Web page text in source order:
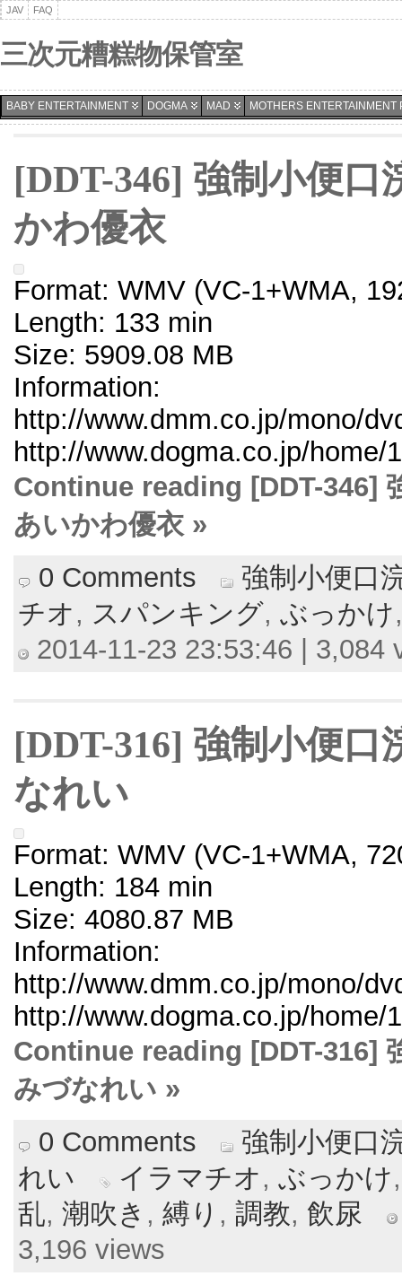
JAV FAQ
三次元糟糕物保管室
BABY ENTERTAINMENT DOGMA MAD MOTHERS ENTERTAINMENT
[DDT-346] 強制小便
かわ優衣
Format: WMV (VC-1+WMA,
Length: 133 min
Size: 5909.08 MB
Information:
http://www.dmm.co.jp/mono/
http://www.dogma.co.jp/home/
Continue reading [DDT-346]
あいかわ優衣 »
0 Comments
強制小便口
チオ , スパンキング, ぶっかけ
2014-11-23 23:53:46 | 3,084
[DDT-316] 強制小便
なれい
Format: WMV (VC-1+WMA,
Length: 184 min
Size: 4080.87 MB
Information:
http://www.dmm.co.jp/mono/
http://www.dogma.co.jp/home/
Continue reading [DDT-316]
みづなれい »
0 Comments
強制小便口
れい
イラマチオ , ぶっかけ
乱, 潮吹き , 縛り , 調教, 飲尿
3,196 views